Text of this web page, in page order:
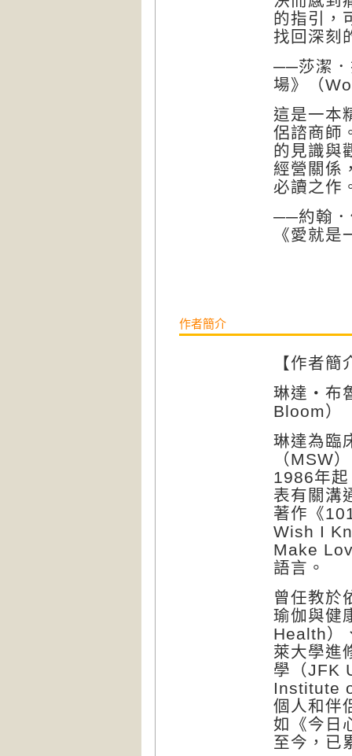
的指引，
找回深刻
──莎潔
場》（
這是一本
侶諮商師
的見識與
經營關係
必讀之作
──約翰．
《愛就是
作者簡介
【作者簡
琳達・布
Bloom）
琳達為臨
（MSW
1986年
表有關溝
著作《
Wish I
Make
語言。
曾任教於
瑜伽與健
Health）
萊大學進
學（JFK
Institute
個人和伴
如《今日
至今，已